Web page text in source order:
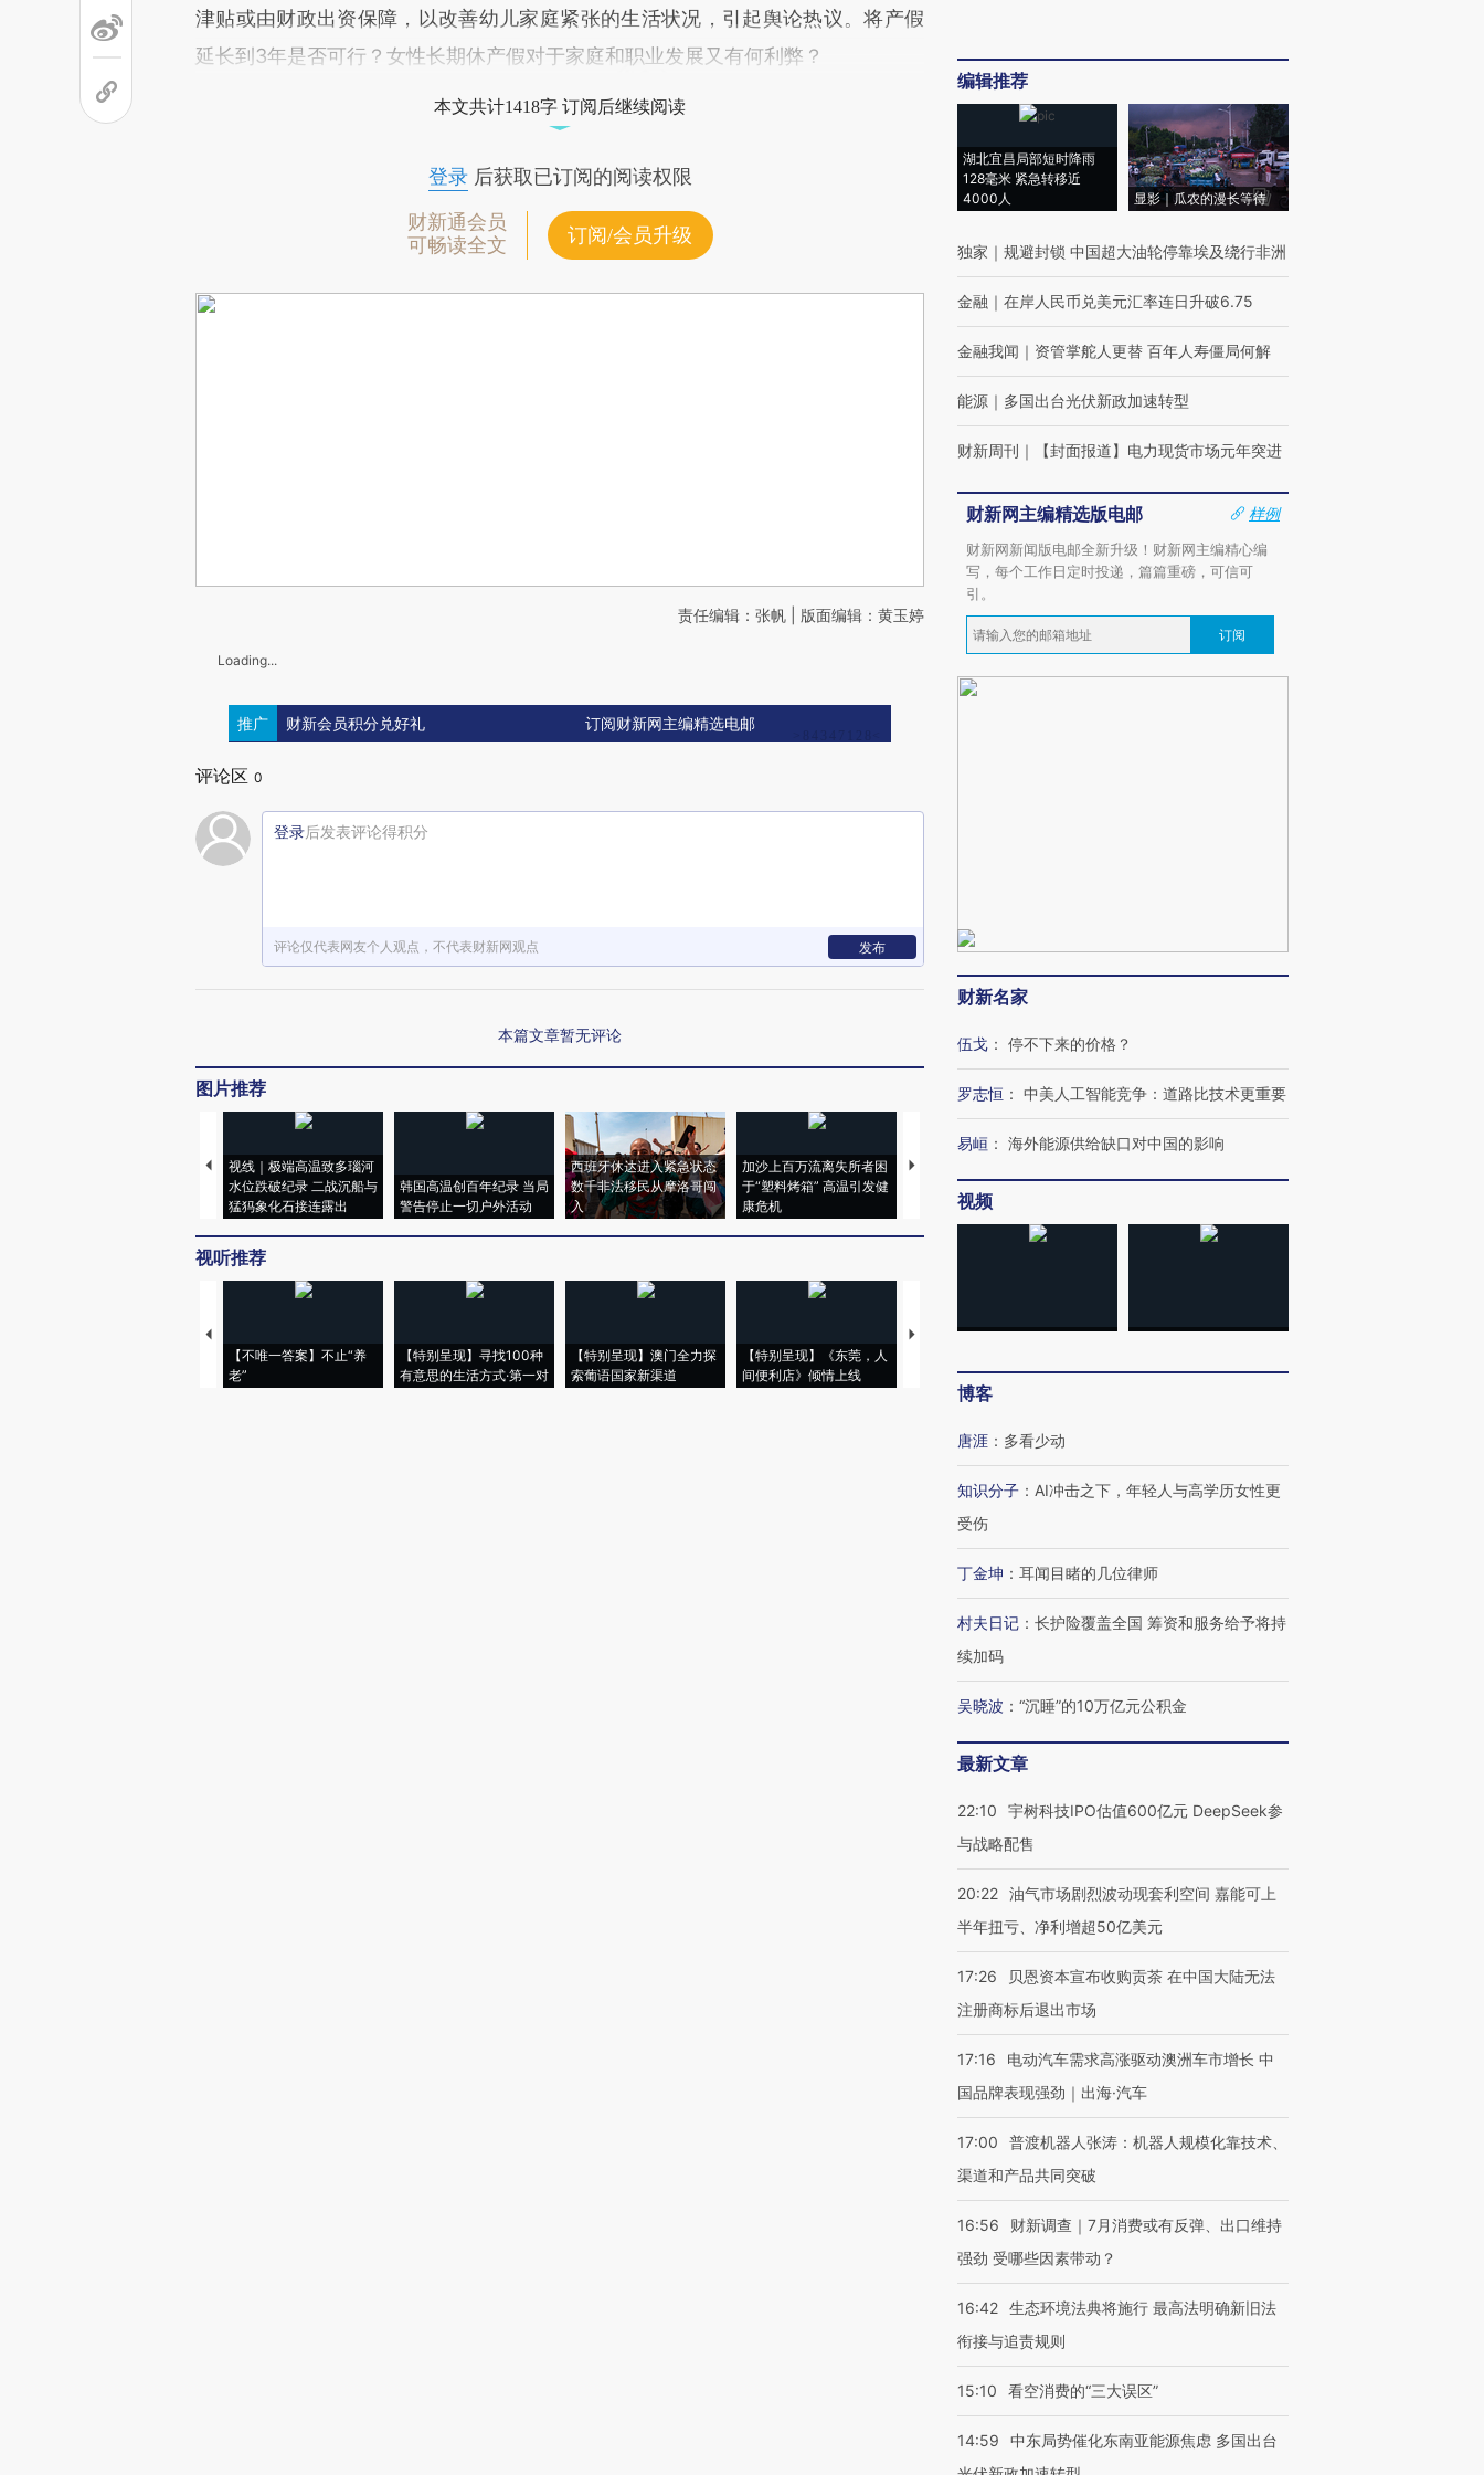
津贴或由财政出资保障，以改善幼儿家庭紧张的生活状况，引起舆论热议。将产假
延长到3年是否可行？女性长期休产假对于家庭和职业发展又有何利弊？
本文共计1418字 订阅后继续阅读
登录后获取已订阅的阅读权限
财新通会员
可畅读全文
订阅/会员升级
责任编辑：张帆 | 版面编辑：黄玉婷
Loading...
推广 财新会员积分兑好礼 订阅财新网主编精选电邮
评论区 0
登录后发表评论得积分
评论仅代表网友个人观点，不代表财新网观点 发布
本篇文章暂无评论
图片推荐
视线｜极端高温致多瑙河
水位跌破纪录 二战沉船与
猛犸象化石接连露出
韩国高温创百年纪录 当局
警告停止一切户外活动
西班牙休达进入紧急状态
数千非法移民从摩洛哥闯
入
加沙上百万流离失所者困
于“塑料烤箱” 高温引发健
康危机
视线｜HYROX的吸金
术：是什么让中产们甘
心“花钱找虐”？
粒摇头丸 尿检体内含3种
度Z世代 用街头抗争将教
视听推荐
【不唯一答案】不止“养
老”
【特别呈现】寻找100种
有意思的生活方式·第一对
【特别呈现】澳门全力探
索葡语国家新渠道
【特别呈现】《东莞，人
间便利店》倾情上线
【推广】走进第四届链博
有意思的生活方式·第三对
【商旅对话】华住集团
住三大增长引擎是什么？
编辑推荐
湖北宜昌局部短时降雨
128毫米 紧急转移近
4000人
显影｜瓜农的漫长等待
独家 ｜ 规避封锁 中国超大油轮停靠埃及绕行非洲
金融 ｜ 在岸人民币兑美元汇率连日升破6.75
金融我闻 ｜ 资管掌舵人更替 百年人寿僵局何解
能源 ｜ 多国出台光伏新政加速转型
财新周刊 ｜ 【封面报道】电力现货市场元年突进
财新网主编精选版电邮
样例
财新网新闻版电邮全新升级！财新网主编精心编
写，每个工作日定时投递，篇篇重磅，可信可
引。
订阅
财新名家
伍戈 ： 停不下来的价格？
罗志恒 ： 中美人工智能竞争：道路比技术更重要
易峘 ： 海外能源供给缺口对中国的影响
视频
博客
唐涯 ： 多看少动
知识分子 ： AI冲击之下，年轻人与高学历女性更
受伤
丁金坤 ： 耳闻目睹的几位律师
村夫日记 ： 长护险覆盖全国 筹资和服务给予将持
续加码
吴晓波 ： “沉睡”的10万亿元公积金
最新文章
22:10
宇树科技IPO估值600亿元 DeepSeek参
与战略配售
20:22 油气市场剧烈波动现套利空间 嘉能可上
半年扭亏、净利增超50亿美元
17:26
贝恩资本宣布收购贡茶 在中国大陆无法
注册商标后退出市场
17:16
电动汽车需求高涨驱动澳洲车市增长 中
国品牌表现强劲｜出海·汽车
17:00
普渡机器人张涛：机器人规模化靠技术、
渠道和产品共同突破
16:56
财新调查｜7月消费或有反弹、出口维持
强劲 受哪些因素带动？
16:42 生态环境法典将施行 最高法明确新旧法
衔接与追责规则
15:10 看空消费的“三大误区”
14:59
中东局势催化东南亚能源焦虑 多国出台